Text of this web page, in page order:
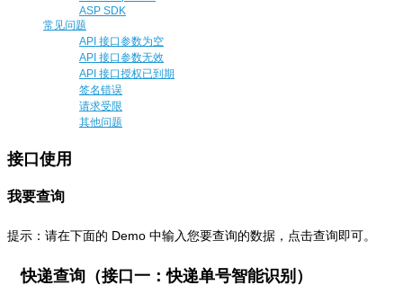
ASP SDK
常见问题
API 接口参数为空
API 接口参数无效
API 接口授权已到期
签名错误
请求受限
其他问题
接口使用
我要查询
提示：请在下面的 Demo 中输入您要查询的数据，点击查询即可。
快递查询（接口一：快递单号智能识别）